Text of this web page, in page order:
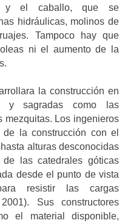
y el caballo, que se
hidráulicas, molinos de
Tampoco hay que
ni el aumento de la
la construcción en
y sagradas como las
mezquitas. Los ingenieros
la construcción con el
alturas desconocidas
las catedrales góticas
desde el punto de vista
resistir las cargas
Sus constructores
el material disponible,